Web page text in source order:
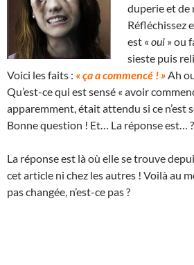
duperie et de
Réfléchissez
est « oui » ou
sieste puis
Voici les faits : « ça a commencé ! » Ah
Qu’est-ce qui est sensé « avoir
apparemment, était attendu si ce n’est
Bonne question ! Et… La réponse est… ?
La réponse est là où elle se trouve
cet article ni chez les autres ! Voilà au
pas changée, n’est-ce pas ?